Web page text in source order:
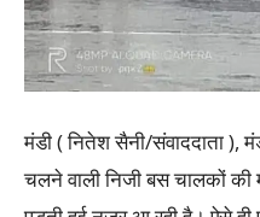
मंडी ( नितेश सैनी/संवाददाता ),
चलने वाली निजी बस चालकों की